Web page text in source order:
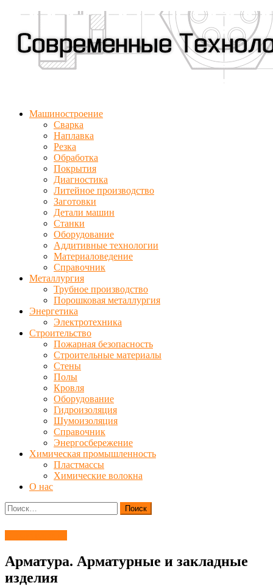
Машиностроение
Сварка
Наплавка
Резка
Обработка
Покрытия
Диагностика
Литейное производство
Заготовки
Детали машин
Станки
Оборудование
Аддитивные технологии
Материаловедение
Справочник
Металлургия
Трубное производство
Порошковая металлургия
Энергетика
Электротехника
Строительство
Пожарная безопасность
Строительные материалы
Стены
Полы
Кровля
Оборудование
Гидроизоляция
Шумоизоляция
Справочник
Энергосбережение
Химическая промышленность
Пластмассы
Химические волокна
О нас
Найти:
Арматура. Арматурные и закладные
изделия